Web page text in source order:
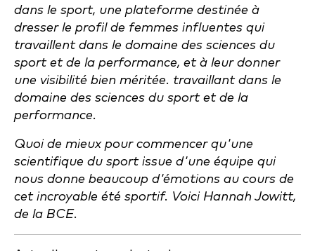
dans le sport, une plateforme destinée à
dresser le profil de femmes influentes qui
travaillent dans le domaine des sciences du
sport et de la performance, et à leur donner
une visibilité bien méritée. travaillant dans le
domaine des sciences du sport et de la
performance.
Quoi de mieux pour commencer qu'une
scientifique du sport issue d'une équipe qui
nous donne beaucoup d'émotions au cours de
cet incroyable été sportif. Voici Hannah Jowitt,
de la BCE.